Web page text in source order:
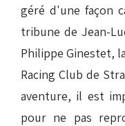
géré d'une façon
tribune de Jean-
Philippe Ginestet,
Racing Club de
aventure, il est
pour ne pas